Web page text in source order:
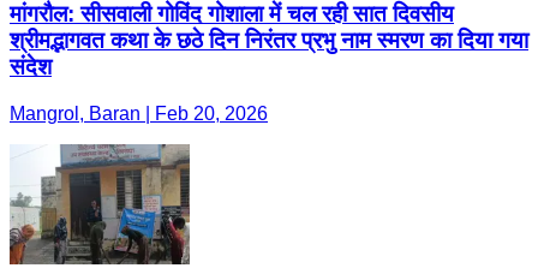
मांगरौल: सीसवाली गोविंद गोशाला में चल रही सात दिवसीय
श्रीमद्भागवत कथा के छठे दिन निरंतर प्रभु नाम स्मरण का दिया गया
संदेश
Mangrol, Baran | Feb 20, 2026